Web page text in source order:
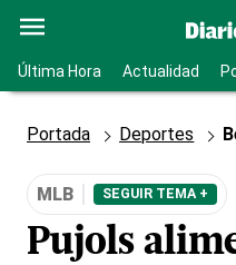
Última Hora Actualidad
Portada Deportes
MLB SEGUIR TEMA +
Pujols